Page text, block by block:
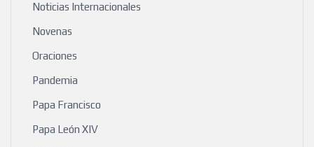
Noticias Internacionales
Novenas
Oraciones
Pandemia
Papa Francisco
Papa León XIV